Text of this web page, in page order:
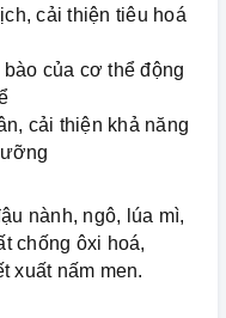
cải thiện tiêu hoá
của cơ thể động
cải thiện khả năng
nành, ngô, lúa mì,
chống ôxi hoá,
xuất nấm men.